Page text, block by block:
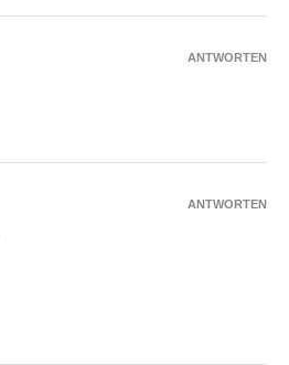
ANTWORTEN
ANTWORTEN